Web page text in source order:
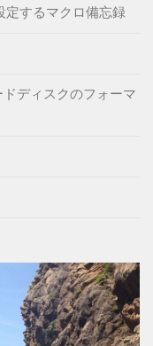
定するマクロ備忘録
ディスクのフォーマ